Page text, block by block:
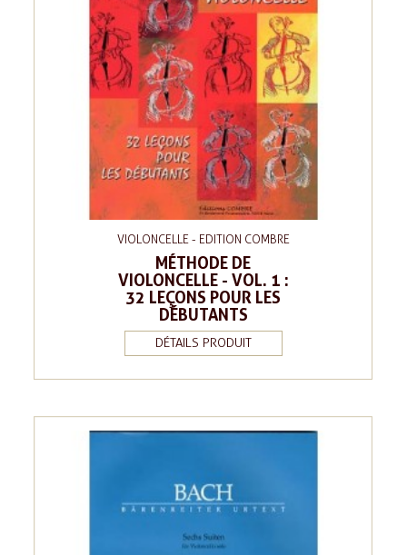
VIOLONCELLE - EDITION COMBRE
MÉTHODE DE
VIOLONCELLE - VOL. 1 :
32 LEÇONS POUR LES
DÉBUTANTS
DÉTAILS PRODUIT